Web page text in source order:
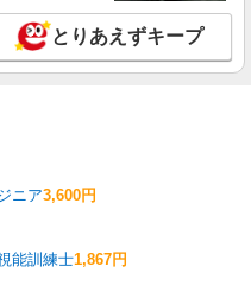
とりあえずキープ
ニア3,600円
能訓練士1,867円